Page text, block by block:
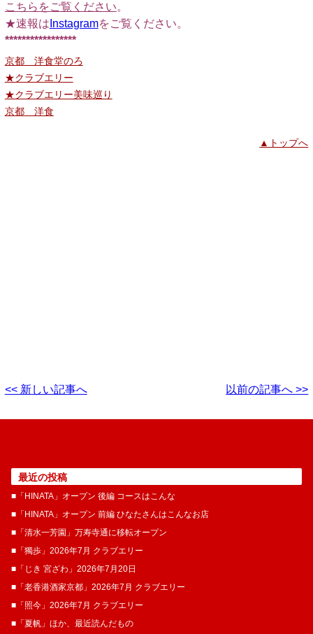
こちらをご覧ください。
★速報は Instagramをご覧ください。
*****************
京都 洋食堂のろ
★クラブエリー
★クラブエリー美味巡り
京都 洋食
▲トップへ
<< 新しい記事へ 以前の記事へ >>
最近の投稿
■「HINATA」オープン 後編 コースはこんな
■「HINATA」オープン 前編 ひなたさんはこんなお店
■「清水一芳園」万寿寺通に移転オープン
■「獨歩」2026年7月 クラブエリー
■「じき 宮ざわ」2026年7月20日
■「老香港酒家京都」2026年7月 クラブエリー
■「照今」2026年7月 クラブエリー
■「夏帆」ほか、最近読んだもの